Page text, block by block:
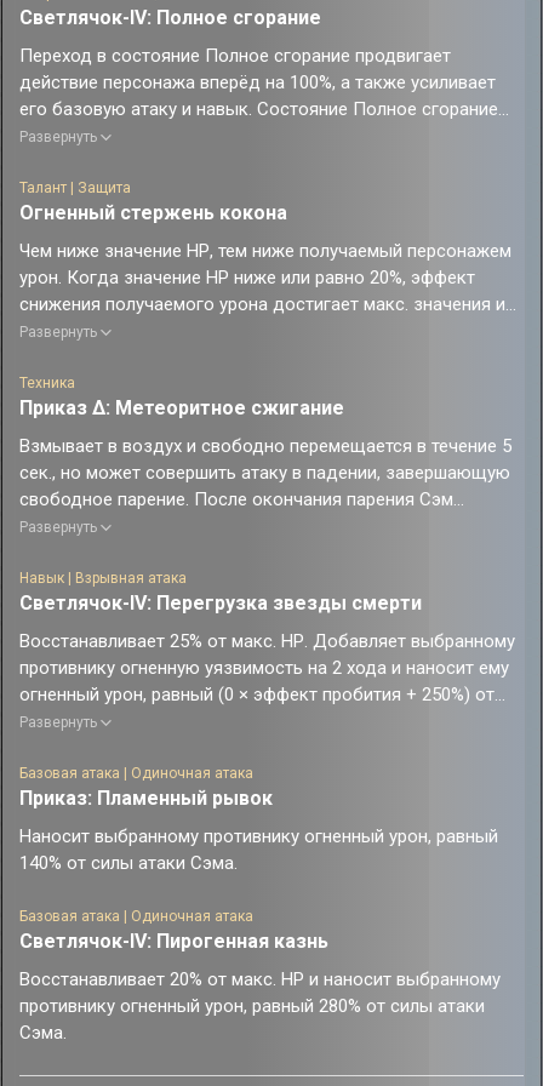
использования этого навыка следующее действие
персонажа продвигается вперёд на 25%.
Светлячок-IV: Полное сгорание
Переход в состояние Полное сгорание продвигает
действие персонажа вперёд на 100%, а также усиливает
его базовую атаку и навык. Состояние Полное сгорание
повышает скорость персонажа на 75, а использование
состоянии Полное сгорание повышает эффективность
пробития уязвимости персонажа на 50%, а также повышает
получаемый целями урон пробития, наносимый Сэмом, на
25% до окончания текущей атаки.
На панели порядка действий появляется обратный отсчёт
состояния Полное сгорание. В начале хода обратного
Обратный отсчёт имеет фиксированную скорость, равную
70.
использовать свою сверхспособность.
Развернуть
Талант | Защита
Огненный стержень кокона
Чем ниже значение НР, тем ниже получаемый персонажем
урон. Когда значение НР ниже или равно 20%, эффект
снижения получаемого урона достигает макс. значения и
понижает получаемый урон на 50%. В состоянии Полное
значение, а сопротивление эффектам повышается на 40%.
Если в начале боя энергия персонажа оказывается ниже
50%, то она восстанавливается до 50%. Когда энергия
персонажа восстанавливается до макс. значения, с него
снимаются все ослабления.
Развернуть
Техника
Приказ Δ: Метеоритное сжигание
Взмывает в воздух и свободно перемещается в течение 5
сек., но может совершить атаку в падении, завершающую
свободное парение. После окончания парения Сэм
опускается на землю и немедленно атакует всех
каждой волны добавляет огненную уязвимость всем
противникам на 2 хода, а затем наносит всем противникам
огненный урон, равный 200% от силы атаки Сэма.
Развернуть
Навык | Взрывная атака
Светлячок-IV: Перегрузка звезды смерти
Восстанавливает 25% от макс. НР. Добавляет выбранному
противнику огненную уязвимость на 2 хода и наносит ему
огненный урон, равный (0 × эффект пробития + 250%) от
силы атаки Сэма. Также наносит соседним целям
силы атаки Сэма. Эффект пробития в приведённых
формулах не может превышать 360%.
Развернуть
Базовая атака | Одиночная атака
Приказ: Пламенный рывок
Наносит выбранному противнику огненный урон, равный
140% от силы атаки Сэма.
Базовая атака | Одиночная атака
Светлячок-IV: Пирогенная казнь
Восстанавливает 20% от макс. НР и наносит выбранному
противнику огненный урон, равный 280% от силы атаки
Сэма.